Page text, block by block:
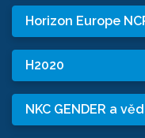
Horizon Europe
H2020
NKC GENDER a